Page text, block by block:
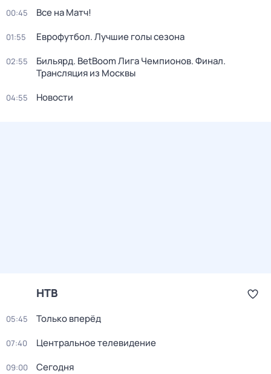
00:45 Все на Матч!
01:55 Еврофутбол. Лучшие голы сезона
02:55
Бильярд. BetBoom Лига Чемпионов. Финал.
Трансляция из Москвы
04:55 Новости
НТВ
05:45 Только вперёд
07:40 Центральное телевидение
09:00 Сегодня